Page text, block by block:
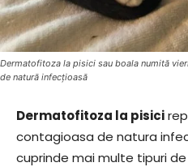
Dermatofitoza la pisici sau boala numită
de natură infecțioasă
Dermatofitoza la pisici
contagioasa de natura
cuprinde mai multe tipuri